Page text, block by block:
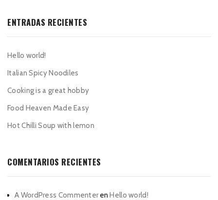
ENTRADAS RECIENTES
Hello world!
Italian Spicy Noodiles
Cooking is a great hobby
Food Heaven Made Easy
Hot Chilli Soup with lemon
COMENTARIOS RECIENTES
A WordPress CommenterenHello world!